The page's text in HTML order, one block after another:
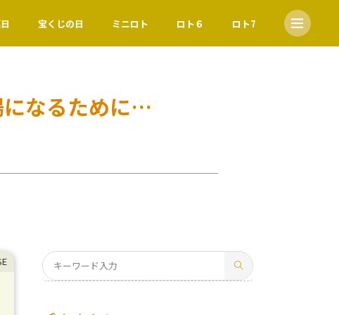
宝くじの日 ミニロト ロト６ ロト7
になるために…